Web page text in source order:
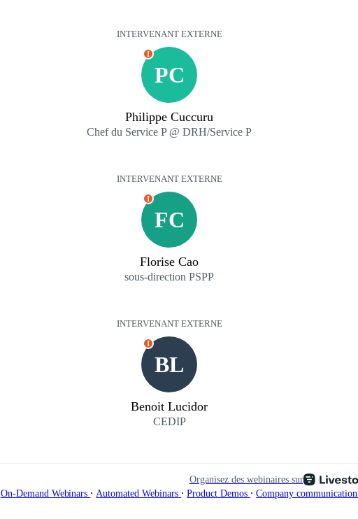
INTERVENANT EXTERNE
PC
I
Philippe Cuccuru
Chef du Service P @ DRH/Service P
INTERVENANT EXTERNE
FC
I
Florise Cao
sous-direction PSPP
INTERVENANT EXTERNE
BL
I
Benoit Lucidor
CEDIP
Organisez des webinaires sur
On-Demand Webinars ∙ Automated Webinars ∙ Product Demos ∙ Company communication